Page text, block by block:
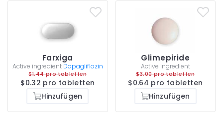
Farxiga
Active ingredient Dapagliflozin
$1.44 pro tabletten
$0.32 pro tabletten
Hinzufügen
Glimepiride
Active ingredient
$3.00 pro tabletten
$0.64 pro tabletten
Hinzufügen